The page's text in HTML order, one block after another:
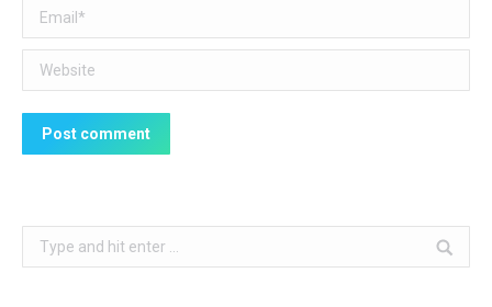
Email *
Website
Post comment
Search: